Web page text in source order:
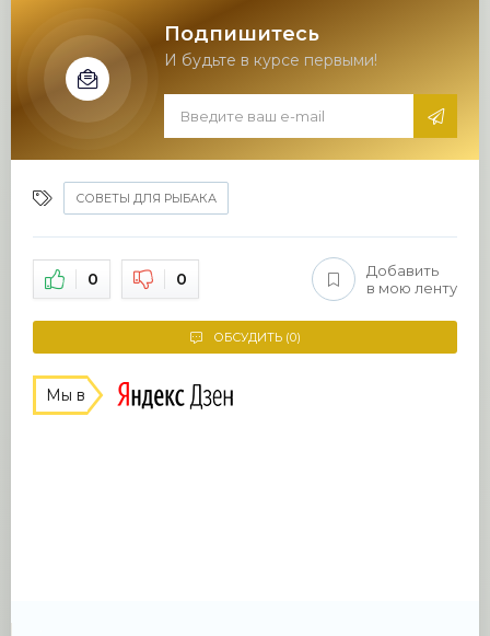
Подпишитесь
И будьте в курсе первыми!
СОВЕТЫ ДЛЯ РЫБАКА
0 0
Добавить
в мою ленту
ОБСУДИТЬ (0)
Мы в